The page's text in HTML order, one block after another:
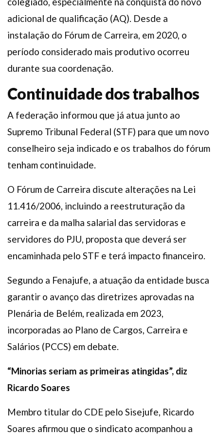
adicional de qualificação (AQ). Desde a
instalação do Fórum de Carreira, em 2020, o
período considerado mais produtivo ocorreu
durante sua coordenação.
Continuidade dos trabalhos
A federação informou que já atua junto ao
Supremo Tribunal Federal (STF) para que um novo
conselheiro seja indicado e os trabalhos do fórum
tenham continuidade.
O Fórum de Carreira discute alterações na Lei
11.416/2006, incluindo a reestruturação da
carreira e da malha salarial das servidoras e
servidores do PJU, proposta que deverá ser
encaminhada pelo STF e terá impacto financeiro.
Segundo a Fenajufe, a atuação da entidade busca
garantir o avanço das diretrizes aprovadas na
Plenária de Belém, realizada em 2023,
incorporadas ao Plano de Cargos, Carreira e
Salários (PCCS) em debate.
“Minorias seriam as primeiras atingidas”, diz
Ricardo Soares
Membro titular do CDE pelo Sisejufe, Ricardo
Soares afirmou que o sindicato acompanhou a